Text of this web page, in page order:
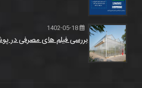
بررسی فیلم های مصرفی در